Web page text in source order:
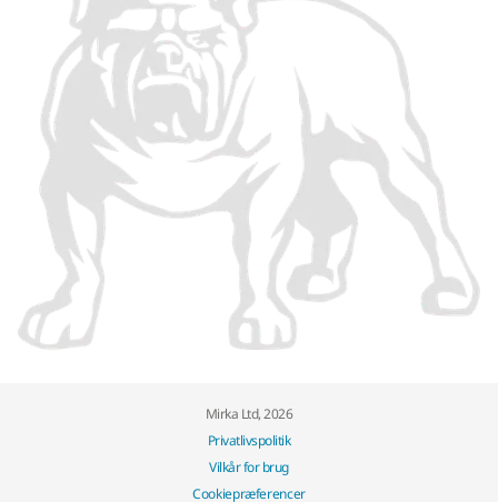
Mirka Ltd, 2026
Privatlivspolitik
Vilkår for brug
Cookiepræferencer